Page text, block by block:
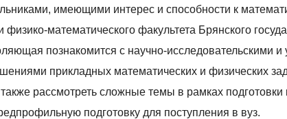
имеющими интерес и способности к
математического факультета Брянского
познакомится с научно-исследовательскими
прикладных математических и физических
рассмотреть сложные темы в рамках
подготовку для поступления в вуз.